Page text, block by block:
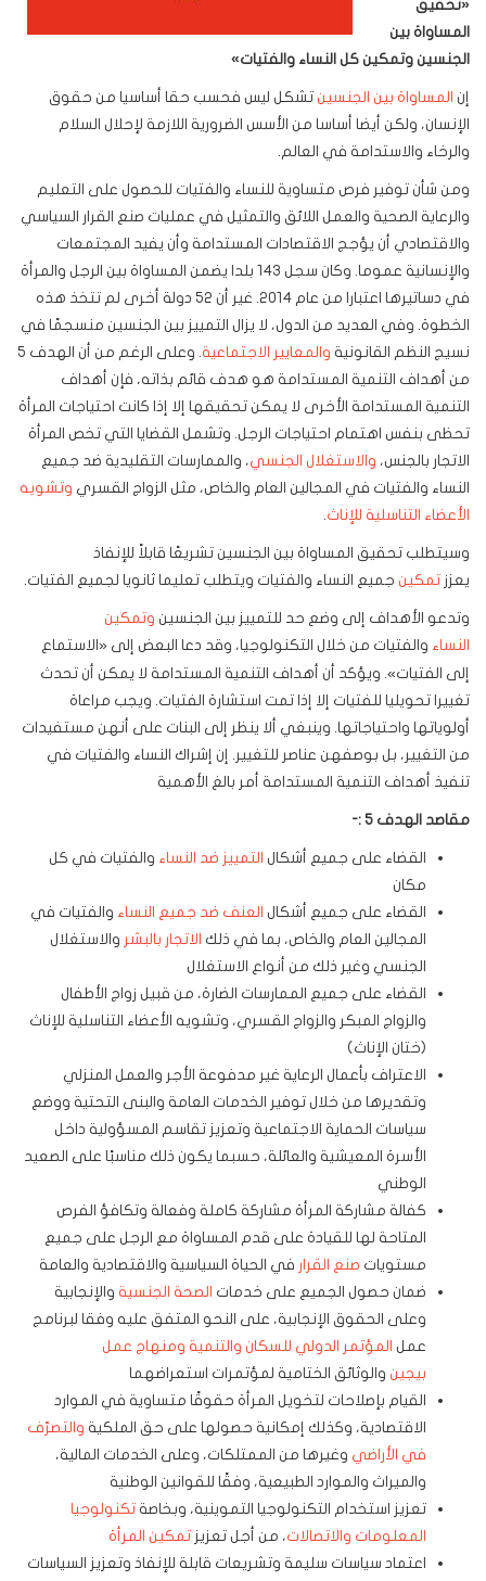
«تحقيق
المساواة بين
الجنسين وتمكين كل النساء والفتيات»
إن المساواة بين الجنسين تشكل ليس فحسب حقا أساسيا من حقوق
الإنسان، ولكن أيضا أساسا من الأسس الضرورية اللازمة لإحلال السلام
والرخاء والاستدامة في العالم.
ومن شأن توفير فرص متساوية للنساء والفتيات للحصول على التعليم
والرعاية الصحية والعمل اللائق والتمثيل في عمليات صنع القرار السياسي
والاقتصادي أن يؤجج الاقتصادات المستدامة وأن يفيد المجتمعات
والإنسانية عموما. وكان سجل 143 بلدا يضمن المساواة بين الرجل والمرأة
في دساتيرها اعتبارا من عام 2014. غير أن 52 دولة أخرى لم تتخذ هذه
الخطوة. وفي العديد من الدول، لا يزال التمييز بين الجنسين منسجمًا في
نسيج النظم القانونية والمعايير الاجتماعية
. وعلى الرغم من أن الهدف 5
من أهداف التنمية المستدامة هو هدف قائم بذاته، فإن أهداف
التنمية المستدامة الأخرى لا يمكن تحقيقها إلا إذا كانت احتياجات المرأة
تحظى بنفس اهتمام احتياجات الرجل. وتشمل القضايا التي تخص المرأة
الاتجار بالجنس، والاستغلال الجنسي، والممارسات التقليدية ضد جميع
النساء والفتيات في المجالين العام والخاص، مثل الزواج القسري وتشويه
الأعضاء التناسلية للإناث.
وسيتطلب تحقيق المساواة بين الجنسين تشريعًا قابلاً للإنفاذ
يعزز تمكين جميع النساء والفتيات ويتطلب تعليما ثانويا لجميع الفتيات.
وتدعو الأهداف إلى وضع حد للتمييز بين الجنسين وتمكين
النساء والفتيات من خلال التكنولوجيا، وقد دعا البعض إلى «الاستماع
إلى الفتيات». ويؤكد أن أهداف التنمية المستدامة لا يمكن أن تحدث
تغييرا تحويليا للفتيات إلا إذا تمت استشارة الفتيات. ويجب مراعاة
أولوياتها واحتياجاتها. وينبغي ألا ينظر إلى البنات على أنهن مستفيدات
من التغيير، بل بوصفهن عناصر للتغيير. إن إشراك النساء والفتيات في
تنفيذ أهداف التنمية المستدامة أمر بالغ الأهمية
مقاصد الهدف 5 :-
القضاء على جميع أشكال التمييز ضد النساء والفتيات في كل
مكان
القضاء على جميع أشكال العنف ضد جميع النساء والفتيات في
المجالين العام والخاص، بما في ذلك الاتجار بالبشر والاستغلال
الجنسي وغير ذلك من أنواع الاستغلال
القضاء على جميع الممارسات الضارة، من قبيل زواج الأطفال
والزواج المبكر والزواج القسري، وتشويه الأعضاء التناسلية للإناث
(ختان الإناث)
الاعتراف بأعمال الرعاية غير مدفوعة الأجر والعمل المنزلي
وتقديرها من خلال توفير الخدمات العامة والبنى التحتية ووضع
سياسات الحماية الاجتماعية وتعزيز تقاسم المسؤولية داخل
الأسرة المعيشية والعائلة، حسبما يكون ذلك مناسبًا على الصعيد
الوطني
كفالة مشاركة المرأة مشاركة كاملة وفعالة وتكافؤ الفرص
المتاحة لها للقيادة على قدم المساواة مع الرجل على جميع
مستويات صنع القرار في الحياة السياسية والاقتصادية والعامة
ضمان حصول الجميع على خدمات الصحة الجنسية والإنجابية
وعلى الحقوق الإنجابية، على النحو المتفق عليه وفقا لبرنامج
عمل المؤتمر الدولي للسكان والتنمية ومنهاج عمل
بيجين والوثائق الختامية لمؤتمرات استعراضهما
القيام بإصلاحات لتخويل المرأة حقوقًا متساوية في الموارد
الاقتصادية، وكذلك إمكانية حصولها على حق الملكية والتصرّف
في الأراضي وغيرها من الممتلكات، وعلى الخدمات المالية،
والميراث والموارد الطبيعية، وفقًا للقوانين الوطنية
تعزيز استخدام التكنولوجيا التموينية، وبخاصة تكنولوجيا
المعلومات والاتصالات، من أجل تعزيز تمكين المرأة
اعتماد سياسات سليمة وتشريعات قابلة للإنفاذ وتعزيز السياسات